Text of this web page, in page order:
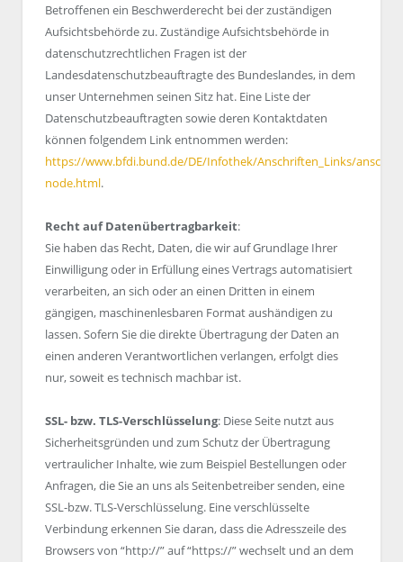
Betroffenen ein Beschwerderecht bei der zuständigen
Aufsichtsbehörde zu. Zuständige Aufsichtsbehörde in
datenschutzrechtlichen Fragen ist der
Landesdatenschutzbeauftragte des Bundeslandes, in dem
unser Unternehmen seinen Sitz hat. Eine Liste der
Datenschutzbeauftragten sowie deren Kontaktdaten
können folgendem Link entnommen werden:
https://www.bfdi.bund.de/DE/Infothek/Anschriften_Links/
node.html.
Recht auf Datenübertragbarkeit:
Sie haben das Recht, Daten, die wir auf Grundlage Ihrer
Einwilligung oder in Erfüllung eines Vertrags automatisiert
verarbeiten, an sich oder an einen Dritten in einem
gängigen, maschinenlesbaren Format aushändigen zu
lassen. Sofern Sie die direkte Übertragung der Daten an
einen anderen Verantwortlichen verlangen, erfolgt dies
nur, soweit es technisch machbar ist.
SSL- bzw. TLS-Verschlüsselung: Diese Seite nutzt aus
Sicherheitsgründen und zum Schutz der Übertragung
vertraulicher Inhalte, wie zum Beispiel Bestellungen oder
Anfragen, die Sie an uns als Seitenbetreiber senden, eine
SSL-bzw. TLS-Verschlüsselung. Eine verschlüsselte
Verbindung erkennen Sie daran, dass die Adresszeile des
Browsers von “http://” auf “https://” wechselt und an dem